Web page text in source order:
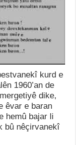
kurd e
1960’an de
dike,
êvar e baran
hemû bajar li
bû nêçirvanekî